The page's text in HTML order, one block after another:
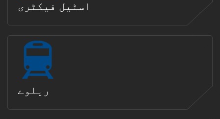
اسٹیل فیکٹری
ریلوے